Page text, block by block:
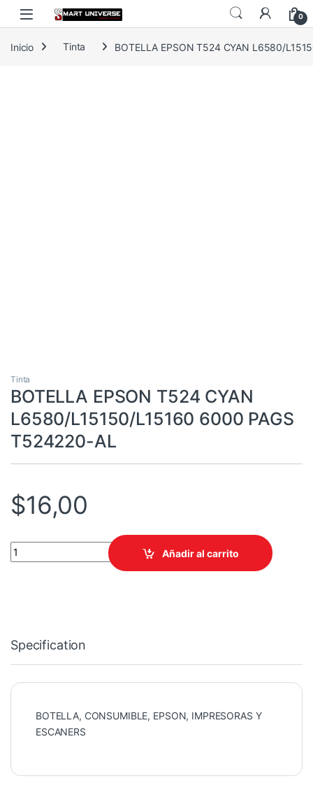
Skip to navigation
Skip to content
0
Inicio Tinta BOTELLA EPSON T524 CYAN L6580/
Tinta
BOTELLA EPSON T524 CYAN
L6580/L15150/L15160 6000 PAGS
T524220-AL
$16,00
BOTELLA EPSON T524 CYAN L6580/L15150/L15160 6000
Añadir al carrito
Specification
BOTELLA, CONSUMIBLE, EPSON, IMPRESORAS Y
ESCANERS